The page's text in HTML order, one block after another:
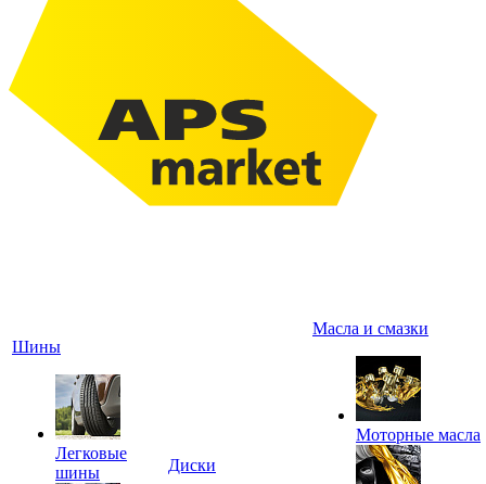
Шины
Легковые
шины
Диски
Масла и смазки
Моторные масла